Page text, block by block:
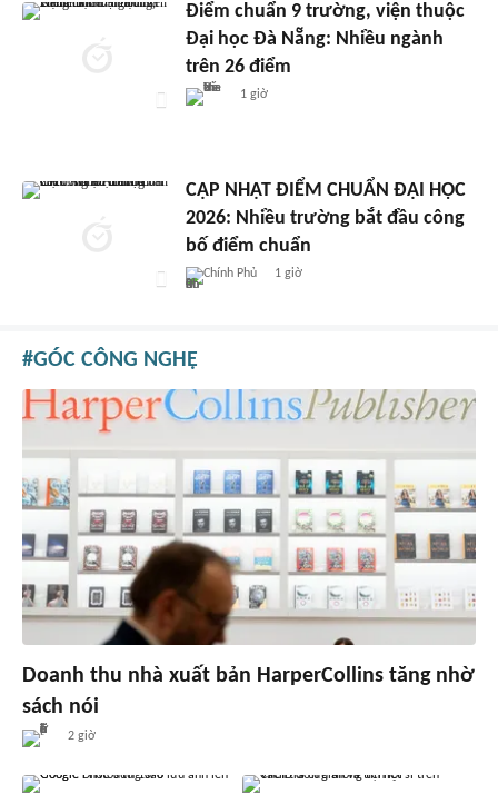
Điểm chuẩn 9 trường, viện thuộc
Đại học Đà Nẵng: Nhiều ngành
trên 26 điểm
1 giờ
CẬP NHẬT ĐIỂM CHUẨN ĐẠI HỌC
2026: Nhiều trường bắt đầu công
bố điểm chuẩn
Chính Phủ 1 giờ
GÓC CÔNG NGHỆ
Doanh thu nhà xuất bản HarperCollins tăng nhờ
sách nói
2 giờ